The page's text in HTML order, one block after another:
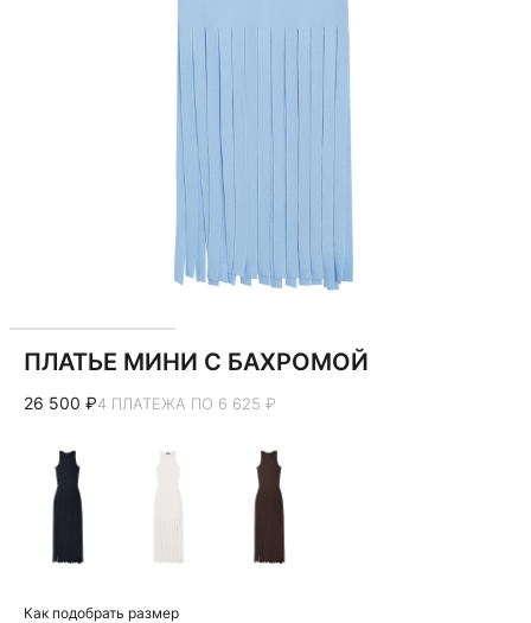
ПЛАТЬЕ МИНИ С БАХРОМОЙ
26 500 ₽4 ПЛАТЕЖА ПО 6 625 ₽
Как подобрать размер